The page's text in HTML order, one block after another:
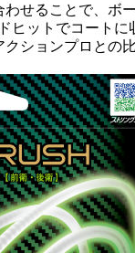
わせることで、
ヒットでコートに
ションプロとの